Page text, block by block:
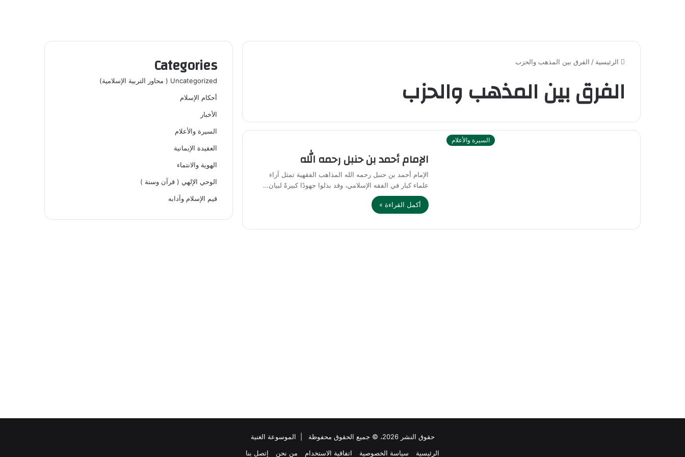
الرئيسية / الفرق بين المذهب والحزب
الفرق بين المذهب والحزب
السيرة والأعلام
الإمام أحمد بن حنبل رحمه الله
الإمام أحمد بن حنبل رحمه الله المذاهب الفقهية تمثل آراء
علماء كبار في الفقه الإسلامي، وقد بذلوا جهودًا كبيرةً لبيان…
أكمل القراءة »
Categories
Uncategorized ( محاور التربية الإسلامية)
أحكام الإسلام
الأخبار
السيرة والأعلام
العقيدة الإيمانية
الهوية والانتماء
الوحي الإلهي ( قرآن وسنة )
قيم الإسلام وآدابه
حقوق النشر 2026، © جميع الحقوق محفوظة |
الموسوعة الغنية
الرئيسية
سياسة الخصوصية اتفاقية الاستخدام من نحن إتصل بنا